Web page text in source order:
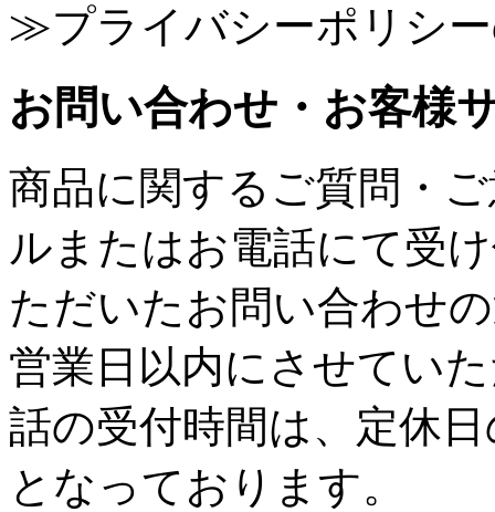
≫プライバシーポリシ
お問い合わせ・お客様
商品に関するご質問・
ルまたはお電話にて受
ただいたお問い合わせ
営業日以内にさせてい
話の受付時間は、定休
となっております。